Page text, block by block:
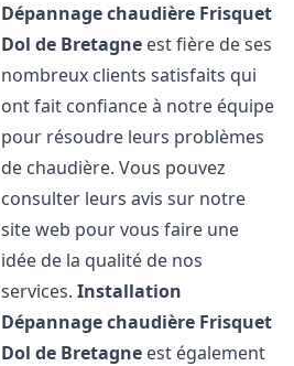
Dépannage chaudière Frisquet
Dol de Bretagne est fière de ses
nombreux clients satisfaits qui
ont fait confiance à notre équipe
pour résoudre leurs problèmes
de chaudière. Vous pouvez
consulter leurs avis sur notre
site web pour vous faire une
idée de la qualité de nos
services.Installation
Dépannage chaudière Frisquet
Dol de Bretagne est également